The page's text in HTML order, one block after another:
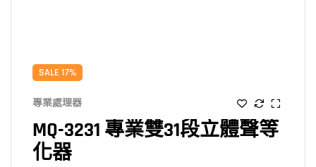
SALE 17%
專業處理器
MQ-3231 專業雙31段立體聲等
化器